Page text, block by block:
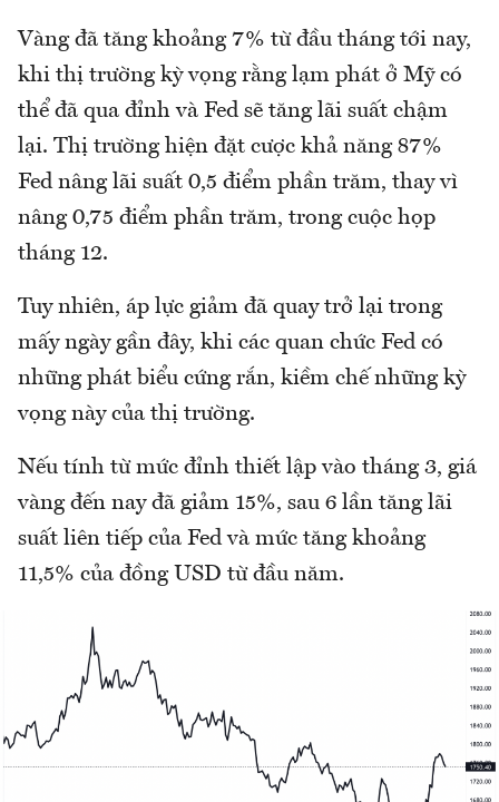
Vàng đã tăng khoảng 7% từ đầu tháng tới nay,
khi thị trường kỳ vọng rằng lạm phát ở Mỹ có
thể đã qua đỉnh và Fed sẽ tăng lãi suất chậm
lại. Thị trường hiện đặt cược khả năng 87%
Fed nâng lãi suất 0,5 điểm phần trăm, thay vì
nâng 0,75 điểm phần trăm, trong cuộc họp
tháng 12.
Tuy nhiên, áp lực giảm đã quay trở lại trong
mấy ngày gần đây, khi các quan chức Fed có
những phát biểu cứng rắn, kiềm chế những kỳ
vọng này của thị trường.
Nếu tính từ mức đỉnh thiết lập vào tháng 3, giá
vàng đến nay đã giảm 15%, sau 6 lần tăng lãi
suất liên tiếp của Fed và mức tăng khoảng
11,5% của đồng USD từ đầu năm.